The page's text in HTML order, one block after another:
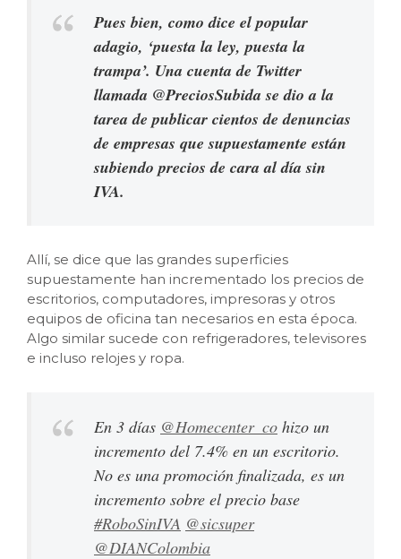
Pues bien, como dice el popular
adagio, ‘puesta la ley, puesta la
trampa’. Una cuenta de Twitter
llamada @PreciosSubida se dio a la
tarea de publicar cientos de denuncias
de empresas que supuestamente están
subiendo precios de cara al día sin
IVA.
Allí, se dice que las grandes superficies
supuestamente han incrementado los precios de
escritorios, computadores, impresoras y otros
equipos de oficina tan necesarios en esta época.
Algo similar sucede con refrigeradores, televisores
e incluso relojes y ropa.
En 3 días @Homecenter_co hizo un
incremento del 7.4% en un escritorio.
No es una promoción finalizada, es un
incremento sobre el precio base
#RoboSinIVA @sicsuper
@DIANColombia